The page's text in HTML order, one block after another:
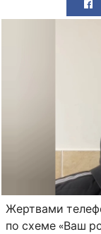
Жертвами
по схеме «Ваш